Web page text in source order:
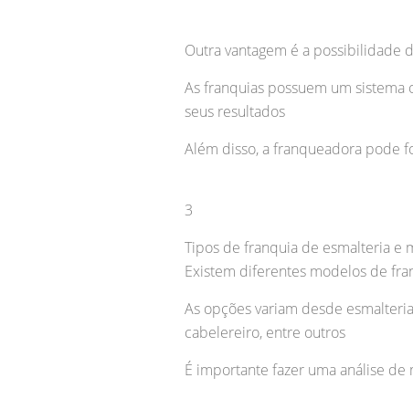
Outra vantagem é a possibilidade
As franquias possuem um
seus resultados
Além disso, a franqueadora pode
3
Tipos de franquia de esmalteria e
Existem diferentes modelos de
As opções variam desde
cabelereiro, entre outros
É importante fazer uma análise